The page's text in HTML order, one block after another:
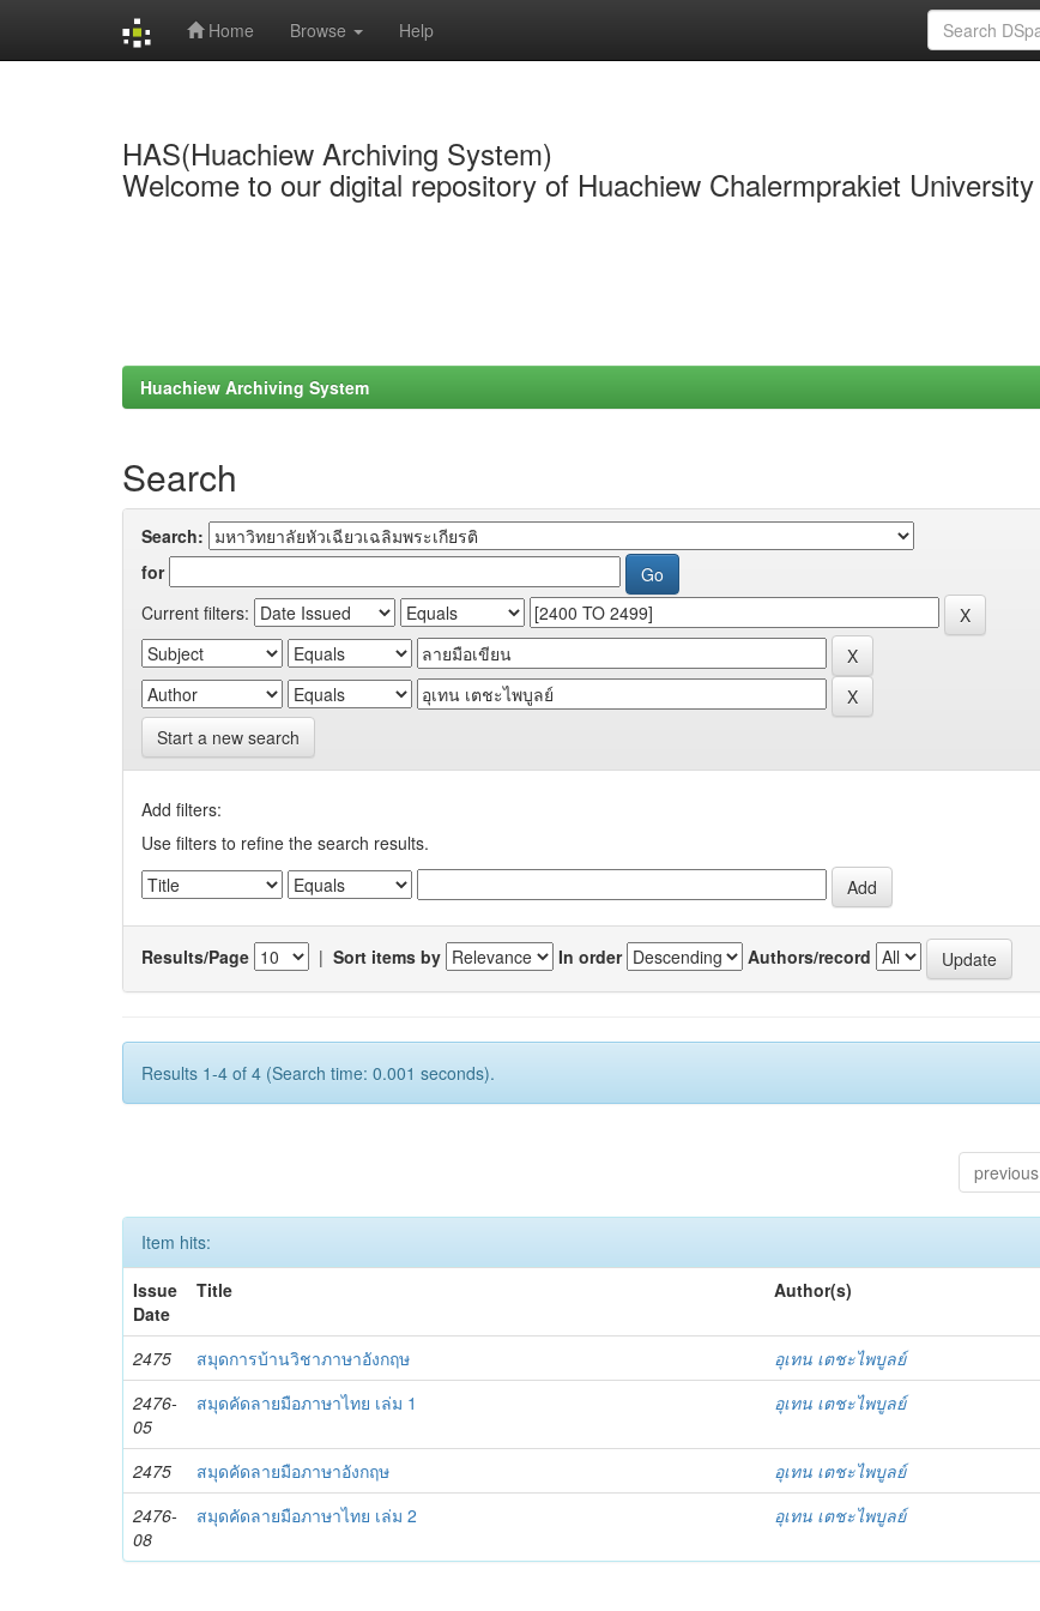
Home Browse Help
HAS(Huachiew Archiving System)
Welcome to our digital repository of Huachiew Chalermprakiet University
Huachiew Archiving System
Search
Search:
for
Current filters:
Start a new search
Add filters:
Use filters to refine the search results.
Results/Page | Sort items by In order Authors/record
Results 1-4 of 4 (Search time: 0.001 seconds).
previous
Item hits:
Issue
Date
Title Author(s)
2475 สมุดการบ้านวิชาภาษาอังกฤษ
อุเทน เตชะไพบูลย์
2476-
05
สมุดคัดลายมือภาษาไทย เล่ม 1 อุเทน เตชะไพบูลย์
2475 สมุดคัดลายมือภาษาอังกฤษ
อุเทน เตชะไพบูลย์
2476-
08
สมุดคัดลายมือภาษาไทย เล่ม 2 อุเทน เตชะไพบูลย์